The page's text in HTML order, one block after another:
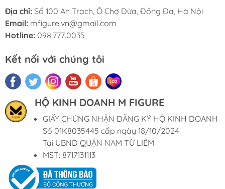
Địa chỉ: Số 100 An Trạch, Ô Chợ Dừa, Đống Đa, Hà Nội
Email: mfigure.vn@gmail.com
Hotline: 098.777.0035
Kết nối với chúng tôi
HỘ KINH DOANH M FIGURE
GIẤY CHỨNG NHẬN ĐĂNG KÝ HỘ KINH DOANH
Số 01K8035445 cấp ngày 18/10/2024
Tại UBND QUẬN NAM TỪ LIÊM
MST: 8717131113